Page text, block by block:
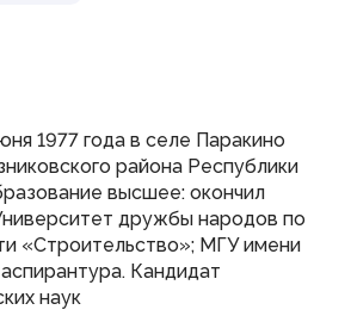
Собрания
Государственного
законодательства и
1977 года в селе Паракино
района Республики
высшее: окончил
дружбы народов по
«Строительство»; МГУ имени
Кандидат
наук